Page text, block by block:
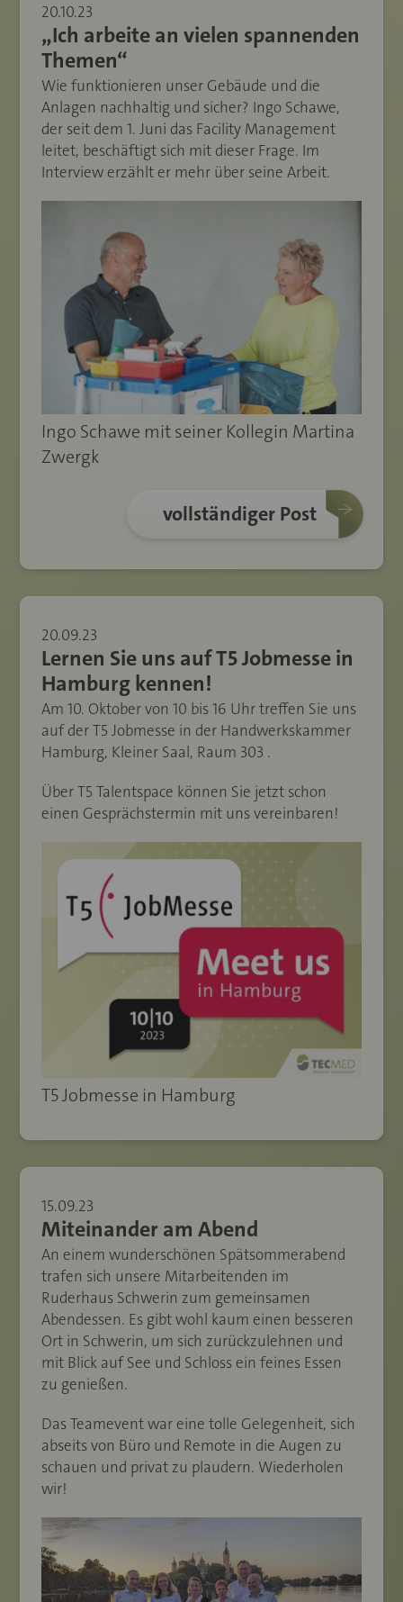
20.10.23
„Ich arbeite an vielen spannenden
Themen“
Wie funktionieren unser Gebäude und die
Anlagen nachhaltig und sicher? Ingo Schawe,
der seit dem 1. Juni das Facility Management
leitet, beschäftigt sich mit dieser Frage. Im
Interview erzählt er mehr über seine Arbeit.
Ingo Schawe mit seiner Kollegin Martina
Zwergk
vollständiger Post
20.09.23
Lernen Sie uns auf T5 Jobmesse in
Hamburg kennen!
Am 10. Oktober von 10 bis 16 Uhr treffen Sie uns
auf der T5 Jobmesse in der Handwerkskammer
Hamburg, Kleiner Saal, Raum 303 .
Über T5 Talentspace können Sie jetzt schon
einen Gesprächstermin mit uns vereinbaren!
T5 Jobmesse in Hamburg
15.09.23
Miteinander am Abend
An einem wunderschönen Spätsommerabend
trafen sich unsere Mitarbeitenden im
Ruderhaus Schwerin zum gemeinsamen
Abendessen. Es gibt wohl kaum einen besseren
Ort in Schwerin, um sich zurückzulehnen und
mit Blick auf See und Schloss ein feines Essen
zu genießen.
Das Teamevent war eine tolle Gelegenheit, sich
abseits von Büro und Remote in die Augen zu
schauen und privat zu plaudern. Wiederholen
wir!